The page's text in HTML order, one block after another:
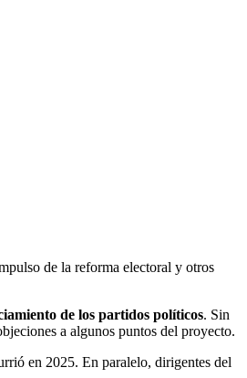
de la reforma electoral y otros
de los partidos políticos. Sin
a algunos puntos del proyecto.
en 2025. En paralelo, dirigentes del